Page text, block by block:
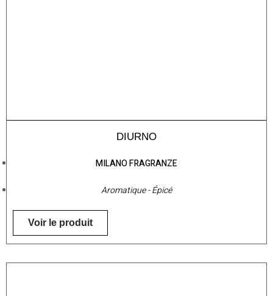
DIURNO
MILANO FRAGRANZE
Aromatique - Épicé
Voir le produit